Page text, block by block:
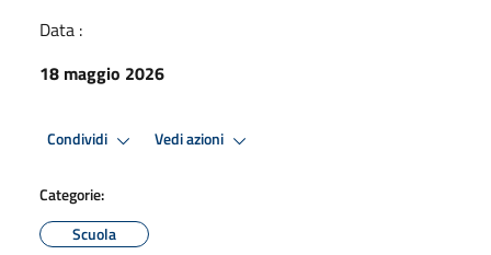
Data :
18 maggio 2026
Condividi Vedi azioni
Categorie:
Scuola